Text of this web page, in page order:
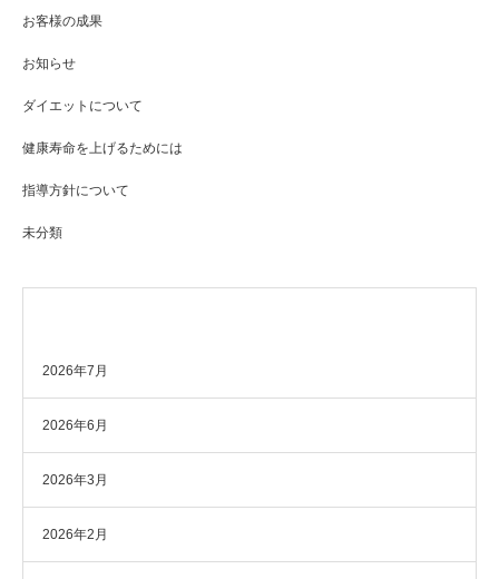
お客様の成果
お知らせ
ダイエットについて
健康寿命を上げるためには
指導方針について
未分類
2026年7月
2026年6月
2026年3月
2026年2月